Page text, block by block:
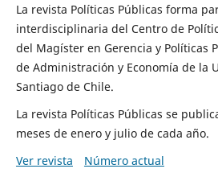
La revista Políticas Públicas forma
interdisciplinaria del Centro de
del Magíster en Gerencia y Políticas
de Administración y Economía de la
Santiago de Chile.
La revista Políticas Públicas se
meses de enero y julio de cada año.
Ver revista
Número actual